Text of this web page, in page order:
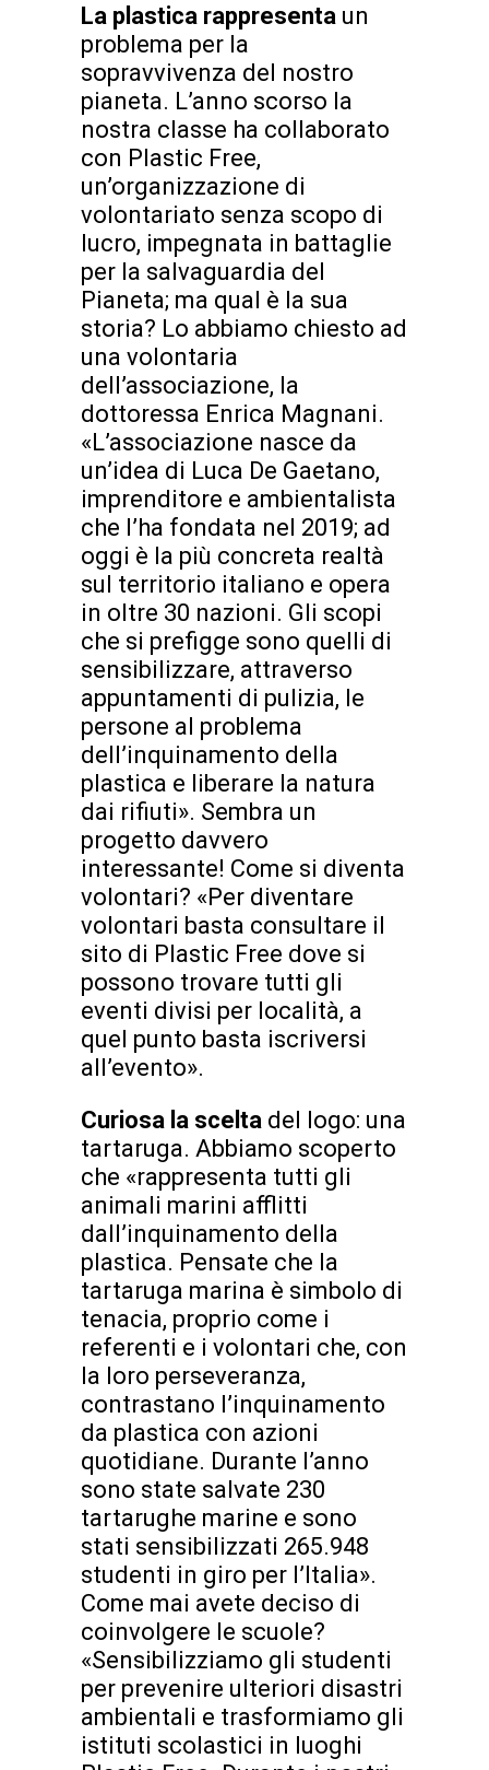
La plastica rappresenta un
problema per la
sopravvivenza del nostro
pianeta. L’anno scorso la
nostra classe ha collaborato
con Plastic Free,
un’organizzazione di
volontariato senza scopo di
lucro, impegnata in battaglie
per la salvaguardia del
Pianeta; ma qual è la sua
storia? Lo abbiamo chiesto ad
una volontaria
dell’associazione, la
dottoressa Enrica Magnani.
«L’associazione nasce da
un’idea di Luca De Gaetano,
imprenditore e ambientalista
che l’ha fondata nel 2019; ad
oggi è la più concreta realtà
sul territorio italiano e opera
in oltre 30 nazioni. Gli scopi
che si prefigge sono quelli di
sensibilizzare, attraverso
appuntamenti di pulizia, le
persone al problema
dell’inquinamento della
plastica e liberare la natura
dai rifiuti». Sembra un
progetto davvero
interessante! Come si diventa
volontari? «Per diventare
volontari basta consultare il
sito di Plastic Free dove si
possono trovare tutti gli
eventi divisi per località, a
quel punto basta iscriversi
all’evento».
Curiosa la scelta del logo: una
tartaruga. Abbiamo scoperto
che «rappresenta tutti gli
animali marini afflitti
dall’inquinamento della
plastica. Pensate che la
tartaruga marina è simbolo di
tenacia, proprio come i
referenti e i volontari che, con
la loro perseveranza,
contrastano l’inquinamento
da plastica con azioni
quotidiane. Durante l’anno
sono state salvate 230
tartarughe marine e sono
stati sensibilizzati 265.948
studenti in giro per l’Italia».
Come mai avete deciso di
coinvolgere le scuole?
«Sensibilizziamo gli studenti
per prevenire ulteriori disastri
ambientali e trasformiamo gli
istituti scolastici in luoghi